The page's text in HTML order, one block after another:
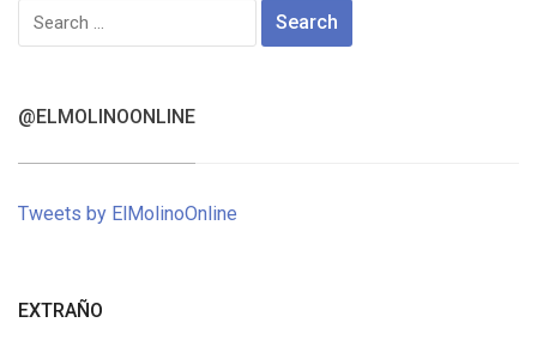
Search
for:
@ELMOLINOONLINE
Tweets by ElMolinoOnline
EXTRAÑO